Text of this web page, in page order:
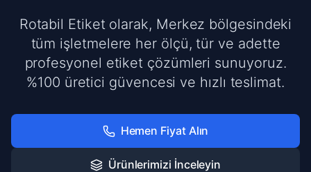
Rotabil Etiket olarak, Merkez bölgesindeki
tüm işletmelere her ölçü, tür ve adette
profesyonel etiket çözümleri sunuyoruz.
%100 üretici güvencesi ve hızlı teslimat.
Hemen Fiyat Alın
Ürünlerimizi İnceleyin